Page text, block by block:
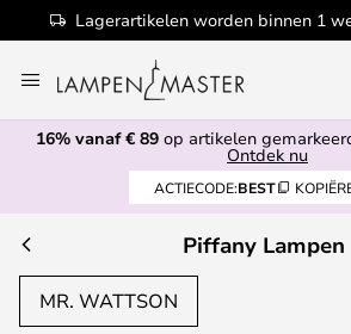
Lagerartikelen worden binnen 1
naar
de
inhoud
16% vanaf € 89 op artikelen
Ontdek nu
ACTIECODE:BEST
Piffany Lampen
MR. WATTSON